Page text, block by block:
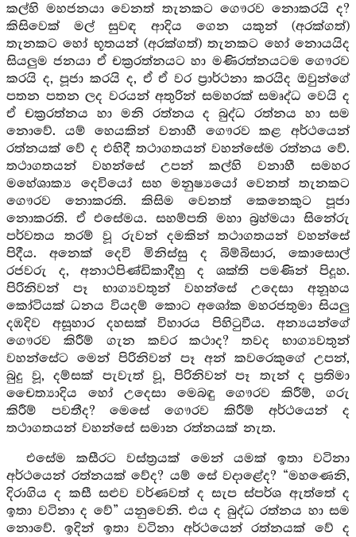
කල්හි මහජනයා වෙනත් තැනකට ගෞරව නොකරයි ද?
කිසිවෙක් මල් සුවඳ ආදිය ගෙන යකුන් (අරක්ගත්)
තැනකට හෝ භූතයන් (අරක්ගත්) තැනකට හෝ නොයයිද
සියලුම ජනයා ඒ චක්‍රරත්නයට හා මණිරත්නයටම ගෞරව
කරයි ද, පූජා කරයි ද, ඒ ඒ වර ප්‍රාර්ථනා කරයිද ඔවුන්ගේ
පතන පතන ලද වරයන් අතුරින් සමහරක් සමෘද්ධ වෙයි ද
ඒ චක්‍රරත්නය හා මනි රත්නය ද බුද්ධ රත්නය හා සම
නොවේ. යම් හෙයකින් වනාහී ගෞරව කළ අර්ථයෙන්
රත්නයක් වේ ද එහිදී තථාගතයන් වහන්සේම රත්නය වේ.
තථාගතයන් වහන්සේ උපන් කල්හි වනාහී සමහර
මහේශාක්‍ය දෙවියෝ සහ මනුෂ්‍යයෝ වෙනත් තැනකට
ගෞරව නොකරති. කිසිම වෙනත් කෙනෙකුට පූජා
නොකරති. ඒ එසේමය. සහම්පති මහා බ්‍රහ්මයා සිනේරු
පර්වතය තරම් වූ රුවන් දමකින් තථාගතයන් වහන්සේ
පිදීය. අනෙක් දෙවි මිනිස්සු ද බිම්බිසාර, කොසොල්
රජවරු ද, අනාථපිණ්ඩිකාදීහු ද ශක්ති පමණින් පිදූහ.
පිරිනිවන් පෑ භාග්‍යවතුන් වහන්සේ උදෙසා අනූහය
කෝටියක් ධනය වියදම් කොට අශෝක මහරජතුමා සියලු
දඹදිව අසූහාර දහසක් විහාරය පිහිටුවීය. අන්‍යයන්ගේ
ගෞරව කිරීම් ගැන කවර කථාද? තවද භාග්‍යවතුන්
වහන්සේට මෙන් පිරිනිවන් පෑ අන් කවරෙකුගේ උපන්,
බුදු වූ, දම්සක් පැවැත් වූ, පිරිනිවන් පෑ තැන් ද ප්‍රතිමා
චෛත්‍යාදිය හෝ උදෙසා මෙබඳු ගෞරව කිරීම්, ගරු
කිරීම් පවතීද? මෙසේ ගෞරව කිරීම් අර්ථයෙන් ද
තථාගතයන් වහන්සේ සමාන රත්නයක් නැත.
එසේම කසීරට වස්ත්‍රයක් මෙන් යමක් ඉතා වටිනා
අර්ථයෙන් රත්නයක් වේද? යම් සේ වදාළේද? “මහණෙනි,
දිරාගිය ද කසී සළුව වර්ණවත් ද සැප ස්පර්ශ ඇත්තේ ද
ඉතා වටිනා ද වේ” යනුවෙනි. එය ද බුද්ධ රත්නය හා සම
නොවේ. ඉදින් ඉතා වටිනා අර්ථයෙන් රත්නයක් වේ ද